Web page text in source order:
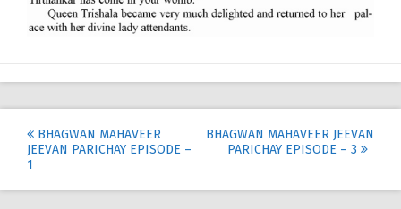
Post
navigation
BHAGWAN MAHAVEER
JEEVAN PARICHAY EPISODE –
1
BHAGWAN MAHAVEER JEEVAN
PARICHAY EPISODE – 3